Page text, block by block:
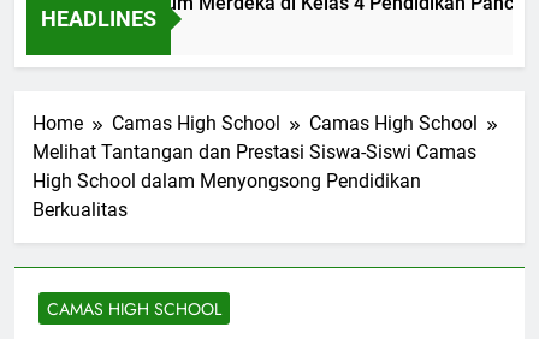
HEADLINES
Home Camas High School
Camas High School
Melihat Tantangan dan Prestasi Siswa-Siswi Camas
High School dalam Menyongsong Pendidikan
Berkualitas
CAMAS HIGH SCHOOL